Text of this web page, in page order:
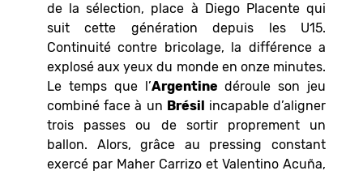
de la sélection, place à Diego Placente qui
suit cette génération depuis les U15.
Continuité contre bricolage, la différence a
explosé aux yeux du monde en onze minutes.
Le temps que l’Argentine déroule son jeu
combiné face à un Brésil
incapable d’aligner
trois passes ou de sortir proprement un
ballon. Alors, grâce au pressing constant
exercé par Maher Carrizo et Valentino Acuña,